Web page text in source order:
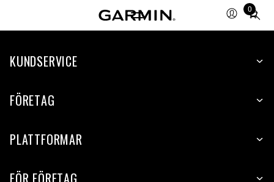
0
Total
items
cart:
KUNDSERVICE
FÖRETAG
PLATTFORMAR
FÖR FÖRETAG